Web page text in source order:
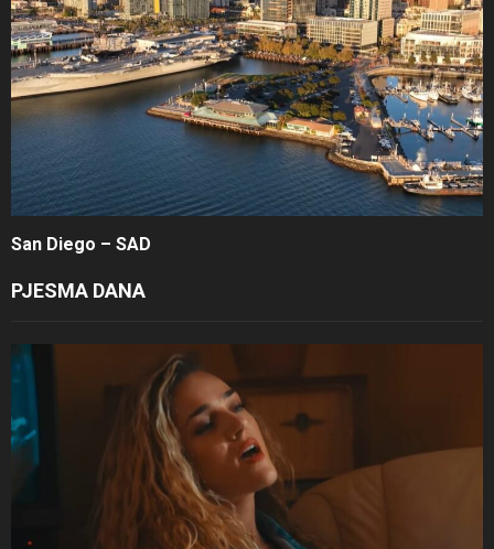
San Diego – SAD
PJESMA DANA